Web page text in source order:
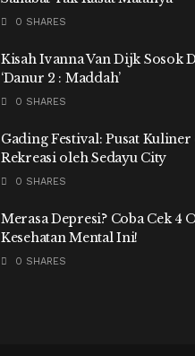
0 SHARES
Kisah Ivanna Van Dijk Sosok
‘Danur 2 : Maddah’
0 SHARES
Gading Festival: Pusat Kuliner
Rekreasi oleh Sedayu City
0 SHARES
Merasa Depresi? Coba Cek 4
Kesehatan Mental Ini!
0 SHARES